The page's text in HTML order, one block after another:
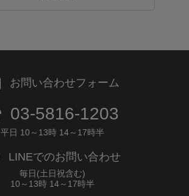
お問い合わせフォーム
03-5816-1203
平日 10～13時 14～17時半
LINEでのお問い合わせ
毎日(土日祝含む)
10～13時 14～17時半